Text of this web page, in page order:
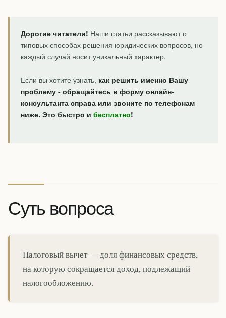
Дорогие читатели! Наши статьи рассказывают о
типовых способах решения юридических вопросов, но
каждый случай носит уникальный характер.
Если вы хотите узнать, как решить именно Вашу
проблему - обращайтесь в форму онлайн-
консультанта справа или звоните по телефонам
ниже. Это быстро и бесплатно!
Суть вопроса
Налоговый вычет — доля финансовых средств,
на которую сокращается доход, подлежащий
налогообложению.